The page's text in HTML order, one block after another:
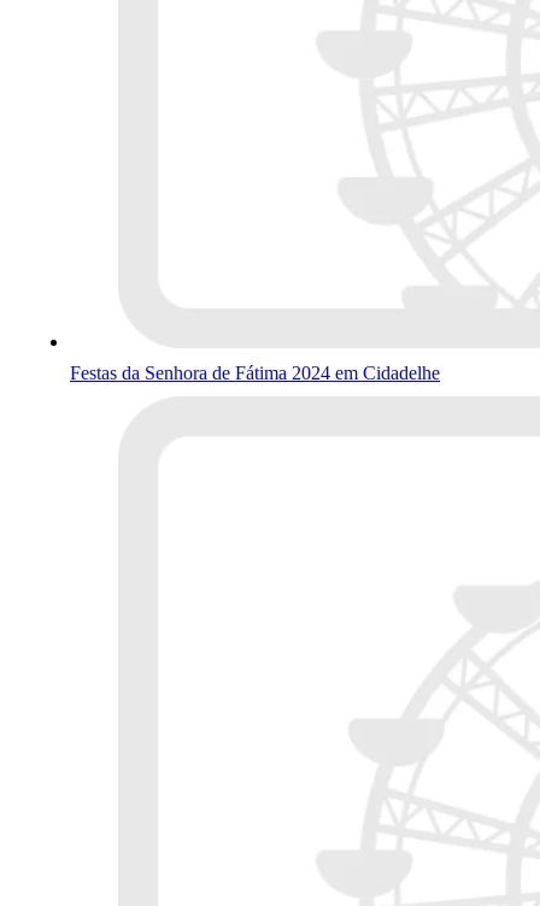
Festas da Senhora de Fátima 2024 em Cidadelhe